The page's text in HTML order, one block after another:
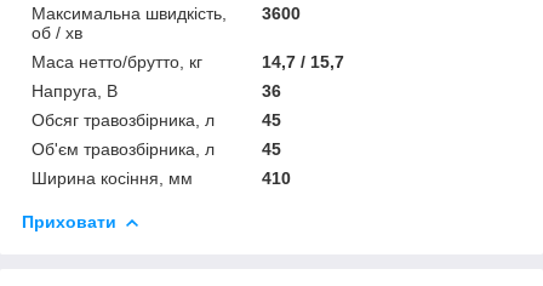
Максимальна швидкість,
об / хв
3600
Маса нетто/брутто, кг
14,7 / 15,7
Напруга, В
36
Обсяг травозбірника, л
45
Об'єм травозбірника, л
45
Ширина косіння, мм
410
Приховати